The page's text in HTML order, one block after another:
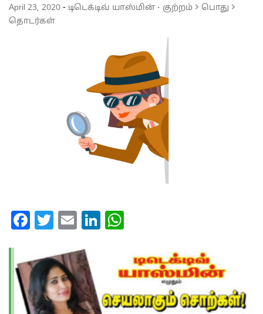
April 23, 2020 - டிடெக்டிவ் யாஸ்மின் · குற்றம்
பொது
தொடர்கள்
Facebook
Twitter
EmailLinkedIn